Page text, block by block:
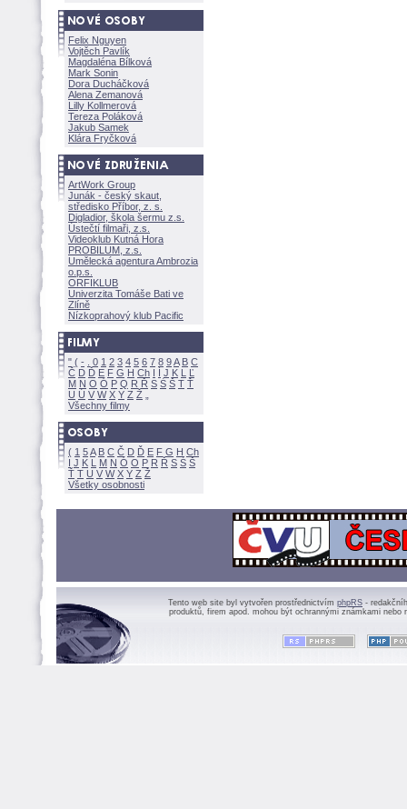
Felix Nguyen
Vojtěch Pavlík
Magdaléna Bílkov
Mark Sonin
Dora Ducháčkov
Alena Zemanov
Lilly Kollmerov
Tereza Polákov
Jakub Samek
Klára Fryčkov
ArtWork Group
Junák - český skaut,
středisko Příbor, z. s.
Digladior, škola šermu z.s.
Ústečtí filmaři, z.s.
Videoklub Kutná Hora
PROBILUM, z.s.
Umělecká agentura Ambrozia
o.p.s.
ORFIKLUB
Univerzita Tomáše Bati ve
Zlíně
Nízkoprahový klub Pacific
" ( - 0 1 2 3 4 5 6 7 8 9A B C
Č D Ď E F G H Ch I Í J K L
Ľ
M N O Ó P Q R Ř S Ś T Ť
U Ú V W X Y Z
Všechny filmy
( 1 5A B C Č D Ď E F G H Ch
I J K L M N Ó O P R Ř S Ś
Ť T U V W X Y Z
Všetky osobnosti
Tento web site byl vytvořen prostřednictvím phpRS -
produktů, firem apod. mohou být ochrannými známkami